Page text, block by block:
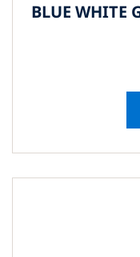
BLUE WHITE